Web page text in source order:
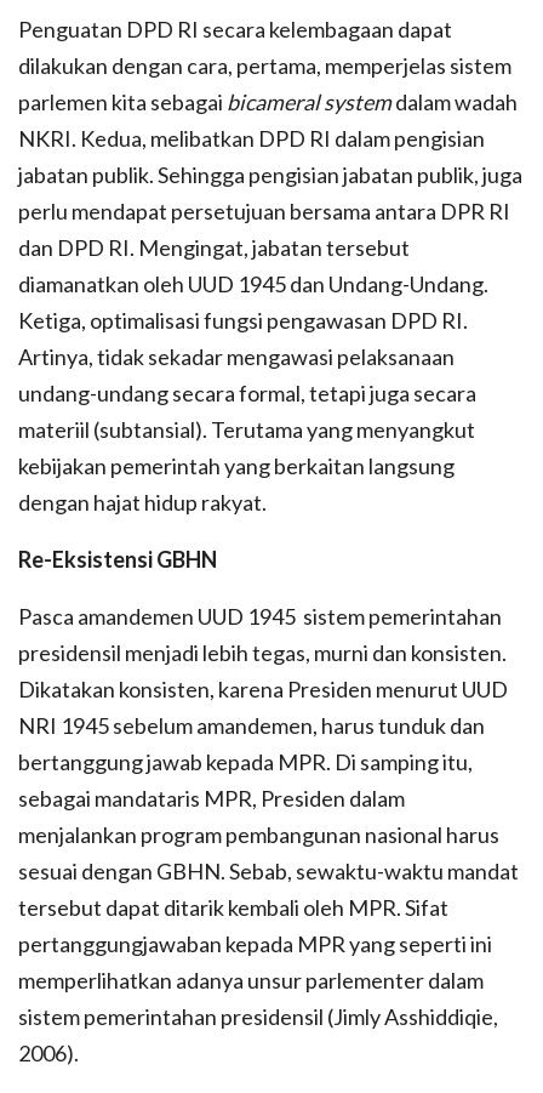
Penguatan DPD RI secara kelembagaan dapat
dilakukan dengan cara, pertama, memperjelas sistem
parlemen kita sebagai bicameral systemdalam wadah
NKRI. Kedua, melibatkan DPD RI dalam pengisian
jabatan publik. Sehingga pengisian jabatan publik, juga
perlu mendapat persetujuan bersama antara DPR RI
dan DPD RI. Mengingat, jabatan tersebut
diamanatkan oleh UUD 1945 dan Undang-Undang.
Ketiga, optimalisasi fungsi pengawasan DPD RI.
Artinya, tidak sekadar mengawasi pelaksanaan
undang-undang secara formal, tetapi juga secara
materiil (subtansial). Terutama yang menyangkut
kebijakan pemerintah yang berkaitan langsung
dengan hajat hidup rakyat.
Re-Eksistensi GBHN
Pasca amandemen UUD 1945 sistem pemerintahan
presidensil menjadi lebih tegas, murni dan konsisten.
Dikatakan konsisten, karena Presiden menurut UUD
NRI 1945 sebelum amandemen, harus tunduk dan
bertanggung jawab kepada MPR. Di samping itu,
sebagai mandataris MPR, Presiden dalam
menjalankan program pembangunan nasional harus
sesuai dengan GBHN. Sebab, sewaktu-waktu mandat
tersebut dapat ditarik kembali oleh MPR. Sifat
pertanggungjawaban kepada MPR yang seperti ini
memperlihatkan adanya unsur parlementer dalam
sistem pemerintahan presidensil (Jimly Asshiddiqie,
2006).